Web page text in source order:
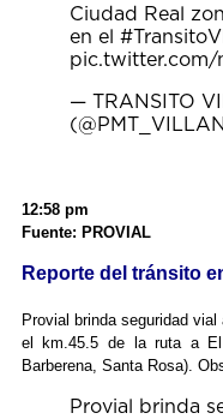
Ciudad Real
en el
pic.twitter.com/
— TRANSITO
12:58 pm
Fuente: PROVIAL
Reporte del tránsito
Provial brinda seguridad
el km.45.5 de la ruta a El
Barberena, Santa Rosa).
Provial brinda